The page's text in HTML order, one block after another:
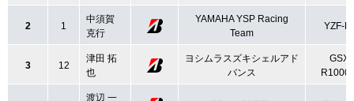
2 1
中須賀
克行
YAMAHA YSP Racing
Team
YZF-
3 12
津田 拓
也
ヨシムラスズキシェルアド
バンス
GSX-
渡辺 一